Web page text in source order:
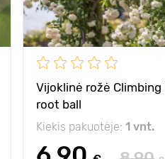
Vijoklinė rožė Climbing
root ball
Kiekis pakuotėje: 1 vnt.